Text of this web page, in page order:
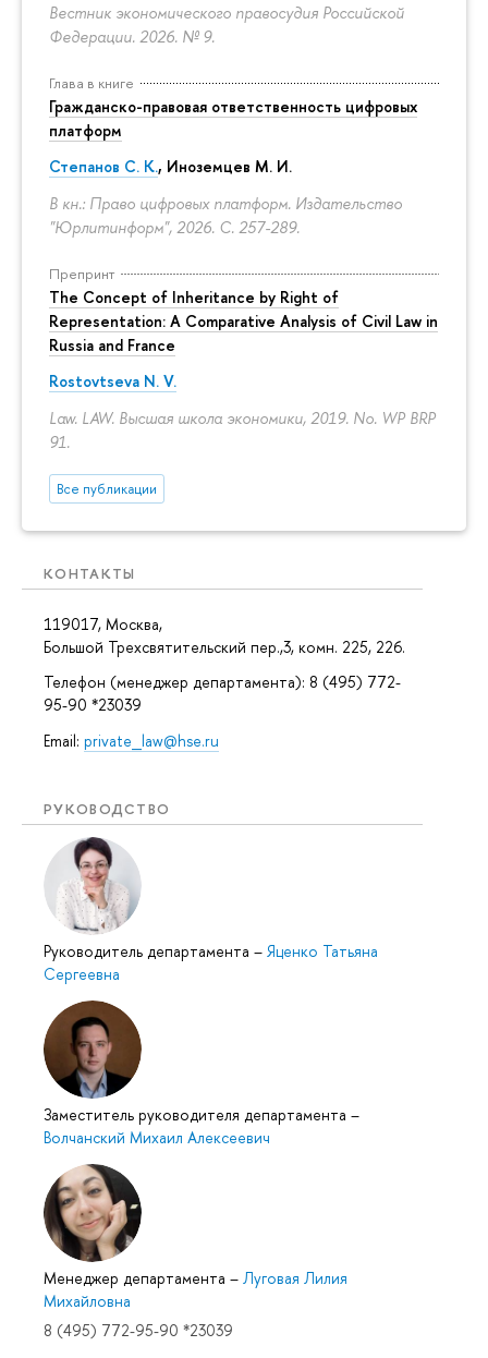
Вестник экономического правосудия Российской
Федерации. 2026. № 9.
Глава в книге
Гражданско-правовая ответственность цифровых
платформ
Степанов С. К., Иноземцев М. И.
В кн.: Право цифровых платформ. Издательство
"Юрлитинформ", 2026. С. 257-289.
Препринт
The Concept of Inheritance by Right of
Representation: A Comparative Analysis of Civil Law in
Russia and France
Rostovtseva N. V.
Law. LAW. Высшая школа экономики, 2019. No. WP BRP
91.
Все публикации
КОНТАКТЫ
119017, Москва,
Большой Трехсвятительский пер.,3, комн. 225, 226.
Телефон (менеджер департамента): 8 (495) 772-
95-90 *23039
Email: private_law@hse.ru
РУКОВОДСТВО
Руководитель департамента – Яценко Татьяна
Сергеевна
Заместитель руководителя департамента –
Волчанский Михаил Алексеевич
Менеджер департамента – Луговая Лилия
Михайловна
8 (495) 772-95-90 *23039